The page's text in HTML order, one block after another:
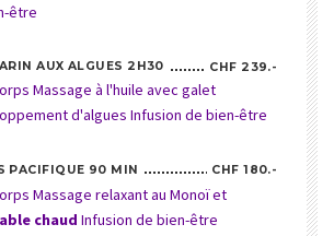
être
AUX ALGUES 2H30 CHF 239.-
Massage à l'huile avec galet
d'algues Infusion de bien-être
PACIFIQUE 90 MIN CHF 180.-
Massage relaxant au Monoï et
chaud Infusion de bien-être